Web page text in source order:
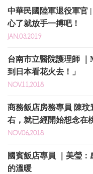
中華民國陸軍退役軍官
心了就放手一搏吧！ ​
JAN.03,2019
台南市立醫院護理師
到日本看花火去！」
NOV.11,2018
商務飯店房務專員 陳
右，就已經開始想念在
NOV.06,2018
國賓飯店專員 ｜美瑩
的溫暖